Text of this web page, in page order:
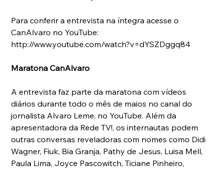
Para conferir a entrevista na íntegra acesse o
CanAlvaro no YouTube:
http://www.youtube.com/watch?v=dYSZDggq84
Maratona CanAlvaro
A entrevista faz parte da maratona com vídeos
diários durante todo o mês de maios no canal do
jornalista Alvaro Leme, no YouTube. Além da
apresentadora da Rede TV!, os internautas podem
outras conversas reveladoras com nomes como Didi
Wagner, Fiuk, Bia Granja, Pathy de Jesus, Luisa Mell,
Paula Lima, Joyce Pascowitch, Ticiane Pinheiro,